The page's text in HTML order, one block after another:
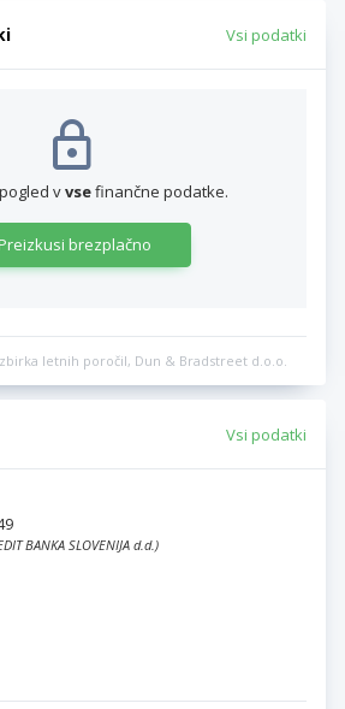
Vsi podatki
vvsefinančne podatke.
brezplačno
zbirka letnih poročil, Dun & Bradstreet d.o.o.
Vsi podatki
BANKA SLOVENIJA d.d.)